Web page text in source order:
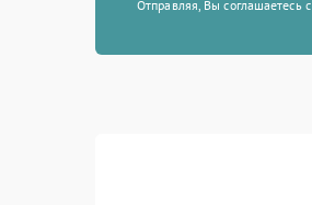
Отправляя, Вы соглашаетесь с